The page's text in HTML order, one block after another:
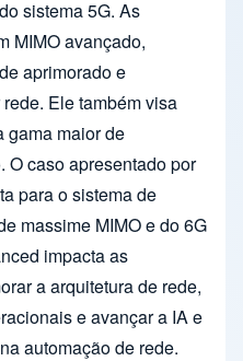
sistema 5G. As
MIMO avançado,
aprimorado e
Ele também visa
gama maior de
O caso apresentado por
para o sistema de
massime MIMO e do 6G
impacta as
a arquitetura de rede,
e avançar a IA e
automação de rede.